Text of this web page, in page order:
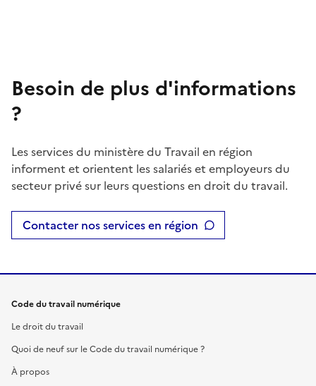
Besoin de plus d'informations
?
Les services du ministère du Travail en région
informent et orientent les salariés et employeurs du
secteur privé sur leurs questions en droit du travail.
Contacter nos services en région
Code du travail numérique
Le droit du travail
Quoi de neuf sur le Code du travail numérique ?
À propos